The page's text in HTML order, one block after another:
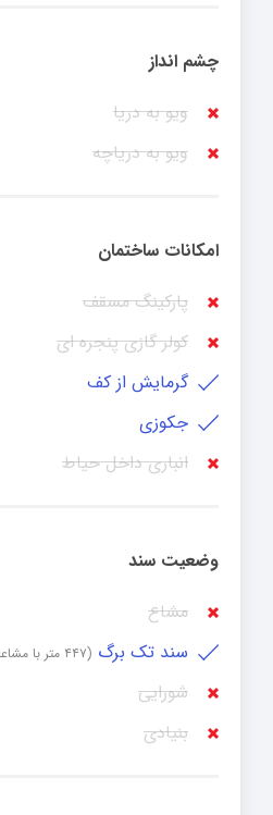
چشم انداز
ویو به دریا
ویو به دریاچه
امکانات ساختمان
پارکینگ مسقف
کولر گازی پنجره ای
گرمایش از کف
جکوزی
انباری داخل حیاط
وضعیت سند
مشاع
سند تک برگ (۴۴۷ متر با مشاعات)
شورایی
بنیادی